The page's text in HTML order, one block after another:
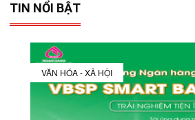
TIN NỔI BẬT
VĂN HÓA - XÃ HỘI